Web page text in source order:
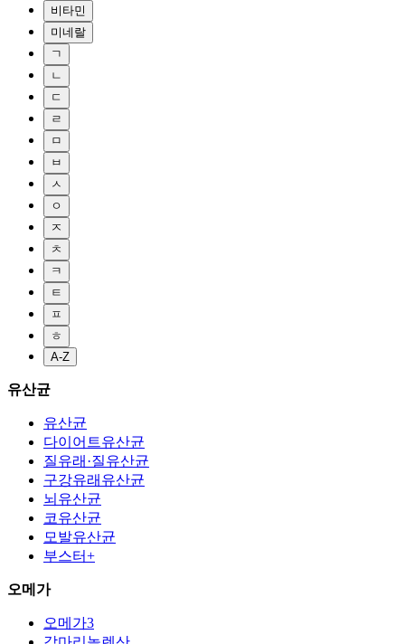
비타민
미네랄
ㄱ
ㄴ
ㄷ
ㄹ
ㅁ
ㅂ
ㅅ
ㅇ
ㅈ
ㅊ
ㅋ
ㅌ
ㅍ
ㅎ
A-Z
유산균
유산균
다이어트유산균
질유래·질유산균
구강유래유산균
뇌유산균
코유산균
모발유산균
부스터+
오메가
오메가3